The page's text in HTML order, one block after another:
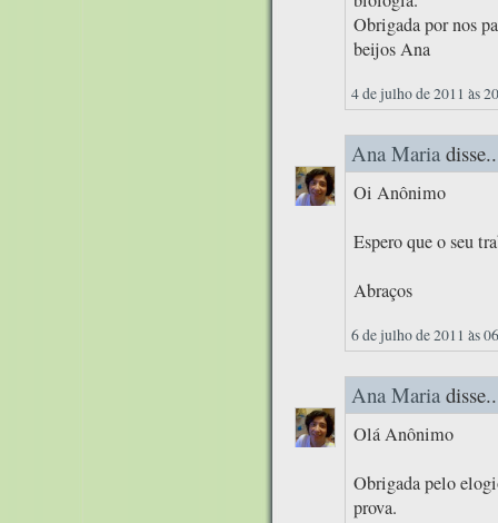
Obrigada por nos
beijos Ana
4 de julho de 2011 às
Ana Maria
Oi Anônimo
Espero que o seu
Abraços
6 de julho de 2011 às
Ana Maria
Olá Anônimo
Obrigada pelo
prova.